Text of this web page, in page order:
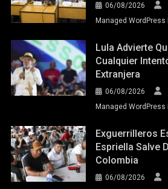
06/08/2026
Managed
Lula Advierte
Cualquier
Extranjera
06/08/2026
Managed
Exguerrilleros
Espriella Salve
Colombia
06/08/2026